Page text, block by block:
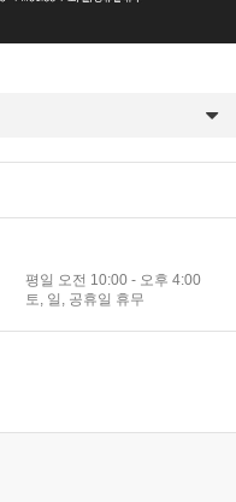
평일 오전 10:00 - 오후 4:00
토, 일, 공휴일 휴무